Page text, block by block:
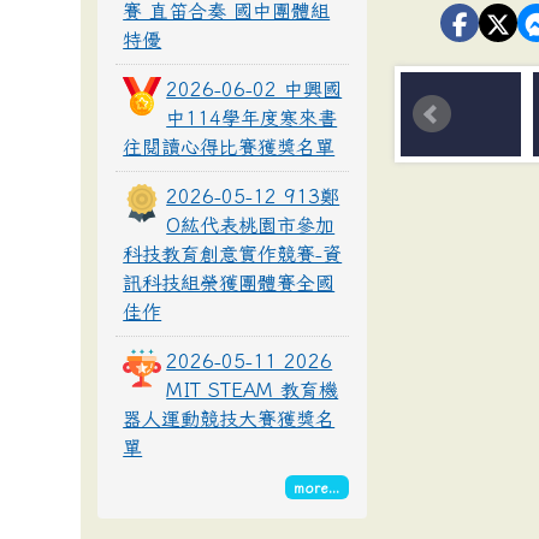
賽 直笛合奏 國中團體組
特優
2026-06-02 中興國
中114學年度寒來書
往閱讀心得比賽獲獎名單
2026-05-12 913鄭
O紘代表桃園市參加
科技教育創意實作競賽-資
訊科技組榮獲團體賽全國
佳作
2026-05-11 2026
MIT STEAM 教育機
器人運動競技大賽獲獎名
單
more...